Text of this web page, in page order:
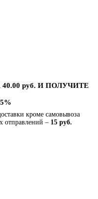
руб. И ПОЛУЧИТЕ
кроме самовывоза
отправлений – 15 руб.